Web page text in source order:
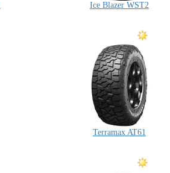
Ice Blazer WST2
Terramax AT61